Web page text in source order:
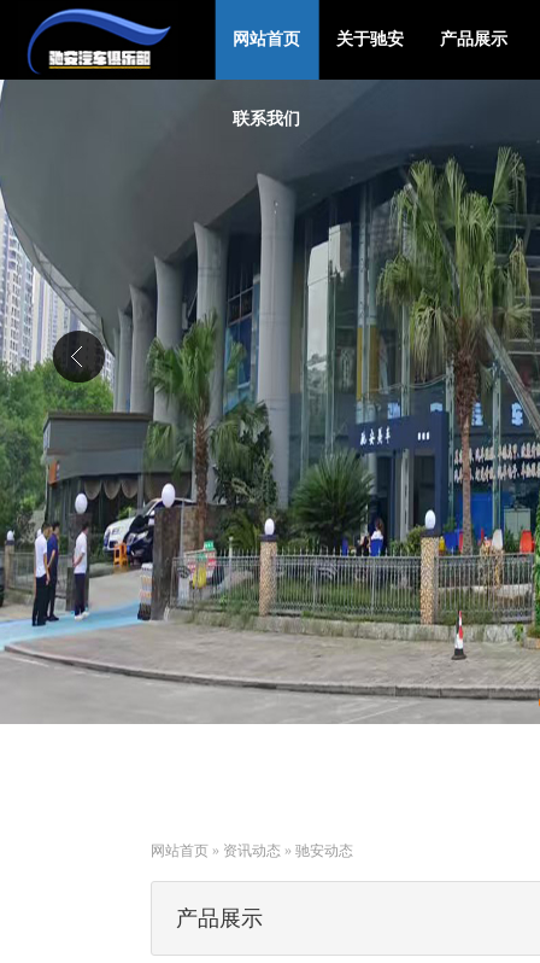
网站首页 关于驰安 产品展示
联系我们
网站首页 » 资讯动态 » 驰安动态
产品展示